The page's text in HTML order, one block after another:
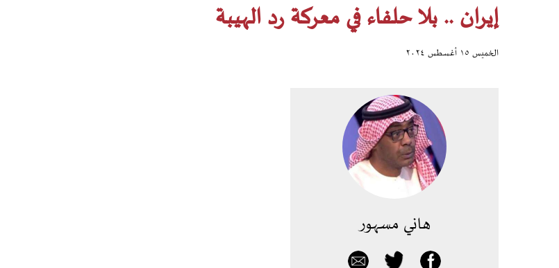
إيران .. بلا حلفاء في معركة رد الهيبة
الخميس ١٥ أغسطس ٢٠٢٤
هاني مسهور